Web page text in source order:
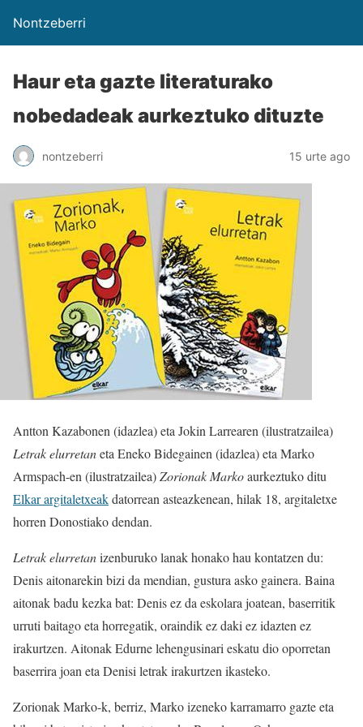
Nontzeberri
Haur eta gazte literaturako
nobedadeak aurkeztuko dituzte
nontzeberri 15 urte ago
Antton Kazabonen (idazlea) eta Jokin Larrearen (ilustratzailea)
Letrak elurretaneta Eneko Bidegainen (idazlea) eta Marko
Armspach-en (ilustratzailea)Zorionak Markoaurkeztuko ditu
Elkar argitaletxeakdatorrean asteazkenean, hilak 18, argitaletxe
horren Donostiako dendan.
Letrak elurretanizenburuko lanak honako hau kontatzen du:
Denis aitonarekin bizi da mendian, gustura asko gainera. Baina
aitonak badu kezka bat: Denis ez da eskolara joatean, baserritik
urruti baitago eta horregatik, oraindik ez daki ez idazten ez
irakurtzen. Aitonak Edurne lehengusinari eskatu dio oporretan
baserrira joan eta Denisi letrak irakurtzen ikasteko.
Zorionak Marko-k, berriz, Marko izeneko karramarro gazte eta